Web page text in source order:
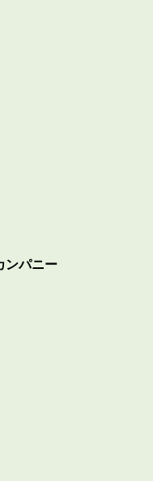
ンパニー